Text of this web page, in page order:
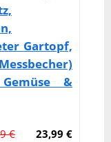
Gartopf,
&
23,99 €
€